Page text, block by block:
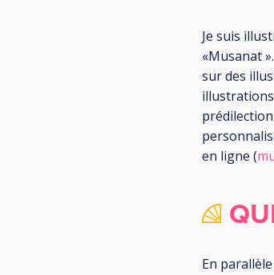
Je suis
«Musanat
sur des
en ligne (
En